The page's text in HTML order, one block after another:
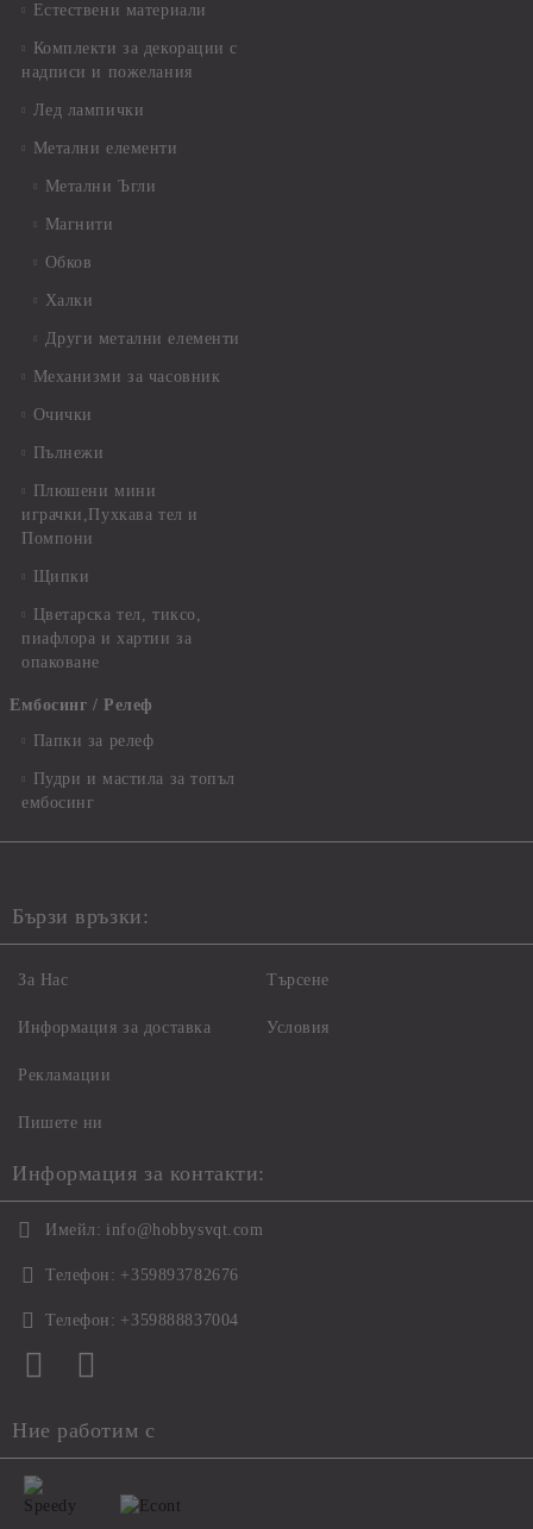
Естествени материали
Комплекти за декорации с
надписи и пожелания
Лед лампички
Метални елементи
Метални Ъгли
Магнити
Обков
Халки
Други метални елементи
Механизми за часовник
Очички
Пълнежи
Плюшени мини
играчки,Пухкава тел и
Помпони
Щипки
Цветарска тел, тиксо,
пиафлора и хартии за
опаковане
Ембосинг / Релеф
Папки за релеф
Пудри и мастила за топъл
ембосинг
Бързи връзки:
За Нас
Информация за доставка
Рекламации
Пишете ни
Търсене
Условия
Информация за контакти:
Имейл: info@hobbysvqt.com
Телефон: +359893782676
Телефон: +359888837004
Ние работим с